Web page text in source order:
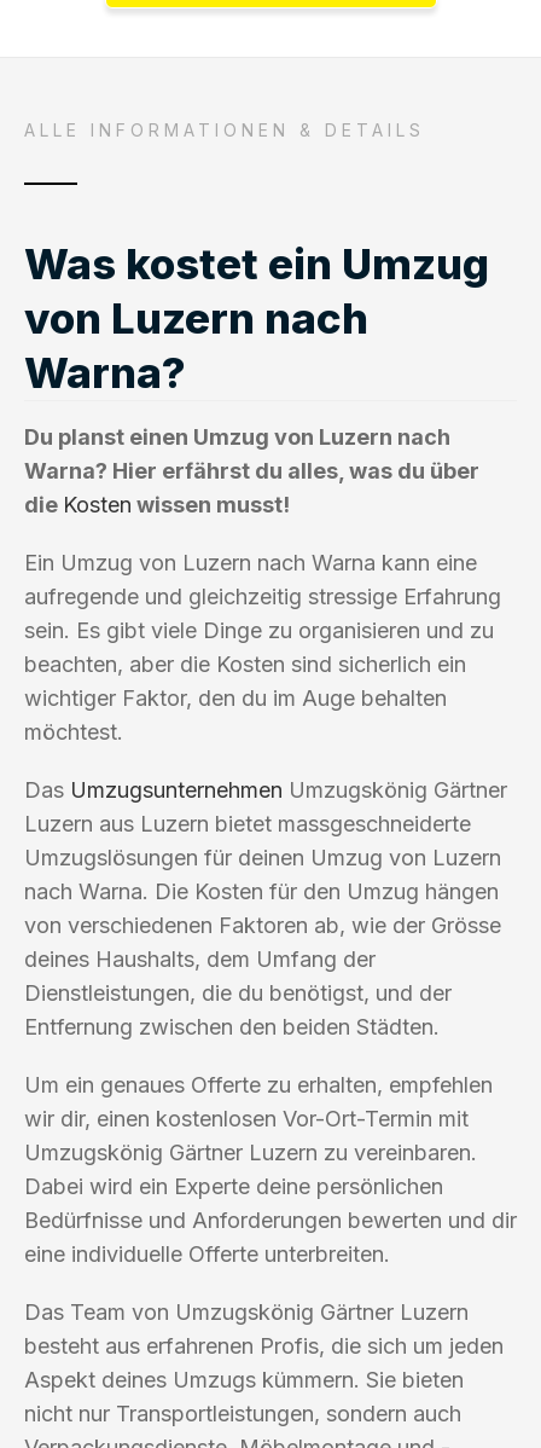
ALLE INFORMATIONEN & DETAILS
Was kostet ein Umzug
von Luzern nach
Warna?
Du planst einen Umzug von Luzern nach
Warna? Hier erfährst du alles, was du über
die Kosten wissen musst!
Ein Umzug von Luzern nach Warna kann eine
aufregende und gleichzeitig stressige Erfahrung
sein. Es gibt viele Dinge zu organisieren und zu
beachten, aber die Kosten sind sicherlich ein
wichtiger Faktor, den du im Auge behalten
möchtest.
Das Umzugsunternehmen Umzugskönig Gärtner
Luzern aus Luzern bietet massgeschneiderte
Umzugslösungen für deinen Umzug von Luzern
nach Warna. Die Kosten für den Umzug hängen
von verschiedenen Faktoren ab, wie der Grösse
deines Haushalts, dem Umfang der
Dienstleistungen, die du benötigst, und der
Entfernung zwischen den beiden Städten.
Um ein genaues Offerte zu erhalten, empfehlen
wir dir, einen kostenlosen Vor-Ort-Termin mit
Umzugskönig Gärtner Luzern zu vereinbaren.
Dabei wird ein Experte deine persönlichen
Bedürfnisse und Anforderungen bewerten und dir
eine individuelle Offerte unterbreiten.
Das Team von Umzugskönig Gärtner Luzern
besteht aus erfahrenen Profis, die sich um jeden
Aspekt deines Umzugs kümmern. Sie bieten
nicht nur Transportleistungen, sondern auch